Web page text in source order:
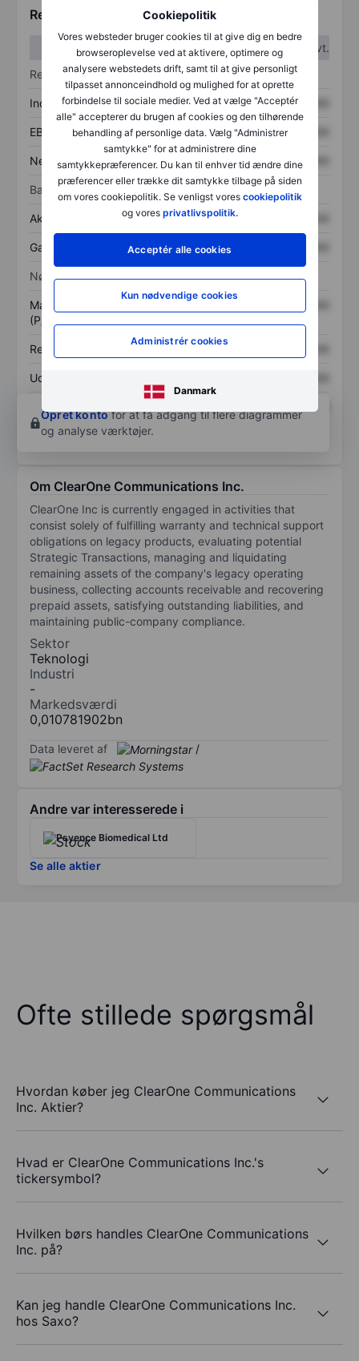
Cookiepolitik
Vores websteder bruger cookies til at give dig en bedre
browseroplevelse ved at aktivere, optimere og
analysere webstedets drift, samt til at give personligt
tilpasset annonceindhold og mulighed for at oprette
forbindelse til sociale medier. Ved at vælge "Acceptér
alle" accepterer du brugen af cookies og den tilhørende
behandling af personlige data. Vælg "Administrer
samtykke" for at administrere dine
samtykkepræferencer. Du kan til enhver tid ændre dine
præferencer eller trække dit samtykke tilbage på siden
om vores cookiepolitik. Se venligst vores cookiepolitik
og vores privatlivspolitik.
Acceptér alle cookies
Kun nødvendige cookies
Administrér cookies
Danmark
Regnskabstal
1. kvt.
2. kvt.
Resultatopgørelse
Indtægter XXXXXXX XXXXXXX
EBITDA XXXXXXX XXXXXXX
Nettoresultat XXXXXXX XXXXXXX
Balance
Aktiver i alt XXXXXXX
Gæld XXXXXXX
Nøgletal
Markedsværdi/omsætning
(P/S)
Resultat pr. aktie (EPS) XXXXXXX
Udbytte pr. aktie
Afkast af egenkapital XXXXXXX
Opret kontofor at få adgang til flere diagrammer
og analyse værktøjer.
Om ClearOne Communications Inc.
ClearOne Inc is currently engaged in activities that
consist solely of fulfilling warranty and technical support
obligations on legacy products, evaluating potential
Strategic Transactions, managing and liquidating
remaining assets of the company's legacy operating
business, collecting accounts receivable and recovering
prepaid assets, satisfying outstanding liabilities, and
maintaining public-company compliance.
Sektor
Teknologi
Industri
-
Markedsværdi
0,010781902bn
Data leveret af /
Andre var interesserede i
Psyence Biomedical Ltd
Se alle aktier
Ofte stillede spørgsmål
Hvordan køber jeg ClearOne Communications
Inc. Aktier?
Hvad er ClearOne Communications Inc.'s
tickersymbol?
Hvilken børs handles ClearOne Communications
Inc. på?
Kan jeg handle ClearOne Communications Inc.
hos Saxo?